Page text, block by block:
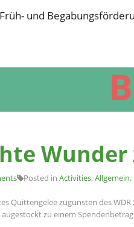
Wunder
Posted in Activities, Allgemein,
Quittengelee zugunsten des
zu einem